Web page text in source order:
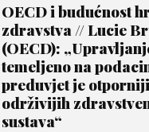
OECD i budućnost
zdravstva // Lucie
(OECD):
temeljeno na
preduvjet je
održivijih
sustava“